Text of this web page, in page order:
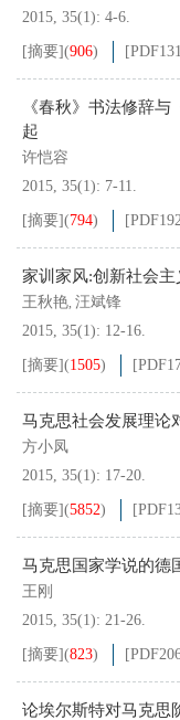
2015, 35(1): 4-6.
[摘要](906) [PDF
《春秋》书法修辞
起
许恺容
2015, 35(1): 7-11.
[摘要](794) [PDF
家训家风:创新社会
王秋艳, 汪斌锋
2015, 35(1): 12-16.
[摘要](1505) [PDF
马克思社会发展理论
方小凤
2015, 35(1): 17-20.
[摘要](5852) [PDF
马克思国家学说的德
王刚
2015, 35(1): 21-26.
[摘要](823) [PDF
论埃尔斯特对马克思